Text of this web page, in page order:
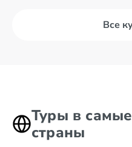
Все
Туры в
страны